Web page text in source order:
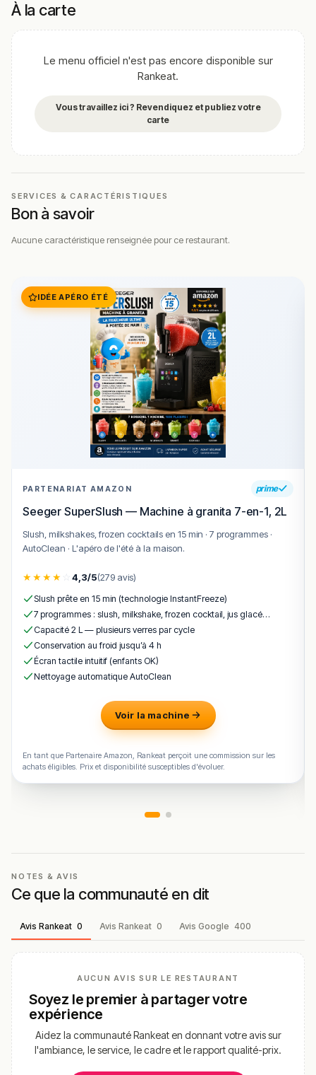
validation humaine.
Cette description peut contenir des erreurs, n'hésitez pas à
établissement
À la carte
Le menu officiel n'est pas encore disponible sur
Rankeat.
Vous travaillez ici ? Revendiquez et publiez votre
carte
SERVICES & CARACTÉRISTIQUES
Bon à savoir
Aucune caractéristique renseignée pour ce restaurant.
IDÉE APÉRO ÉTÉ
PARTENARIAT AMAZON prime
Seeger SuperSlush — Machine à granita 7-en-1, 2L
Slush, milkshakes, frozen cocktails en 15 min · 7 programmes ·
AutoClean · L'apéro de l'été à la maison.
★★★★ 4,3/5(279 avis)
Slush prête en 15 min (technologie InstantFreeze)
7 programmes : slush, milkshake, frozen cocktail, jus glacé…
Capacité 2 L — plusieurs verres par cycle
Conservation au froid jusqu’à 4 h
Écran tactile intuitif (enfants OK)
Nettoyage automatique AutoClean
Voir la machine
En tant que Partenaire Amazon, Rankeat perçoit une commission sur les
achats éligibles. Prix et disponibilité susceptibles d'évoluer.
NOTES & AVIS
Ce que la communauté en dit
Avis Rankeat 0 Avis Rankeat 0 Avis Google 400
AUCUN AVIS SUR LE RESTAURANT
Soyez le premier à partager votre
expérience
Aidez la communauté Rankeat en donnant votre avis sur
l'ambiance, le service, le cadre et le rapport qualité-prix.